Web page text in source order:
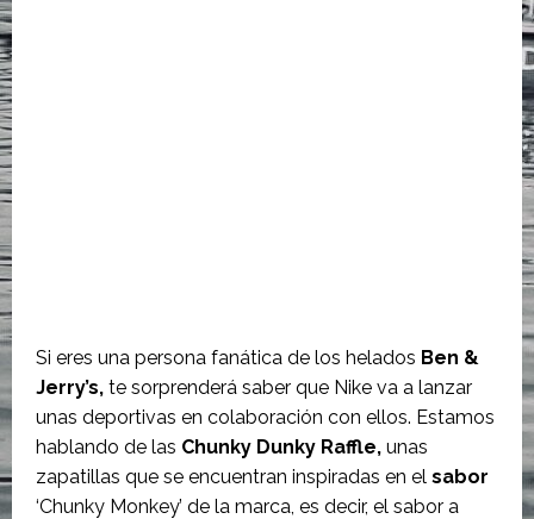
Si eres una persona fanática de los helados Ben &
Jerry’s, te sorprenderá saber que Nike va a lanzar
unas deportivas en colaboración con ellos. Estamos
hablando de las Chunky Dunky Raffle, unas
zapatillas que se encuentran inspiradas en el sabor
‘Chunky Monkey’ de la marca, es decir, el sabor a